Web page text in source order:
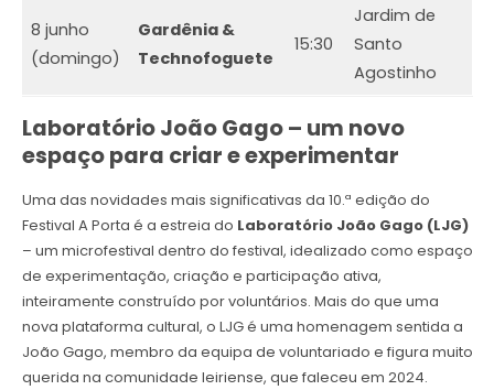
8 junho
(domingo)
Gardênia &
Technofoguete
15:30
Jardim de
Santo
Agostinho
Laboratório João Gago – um novo
espaço para criar e experimentar
Uma das novidades mais significativas da 10.ª edição do
Festival A Porta é a estreia do Laboratório João Gago (LJG)
– um microfestival dentro do festival, idealizado como espaço
de experimentação, criação e participação ativa,
inteiramente construído por voluntários. Mais do que uma
nova plataforma cultural, o LJG é uma homenagem sentida a
João Gago, membro da equipa de voluntariado e figura muito
querida na comunidade leiriense, que faleceu em 2024.